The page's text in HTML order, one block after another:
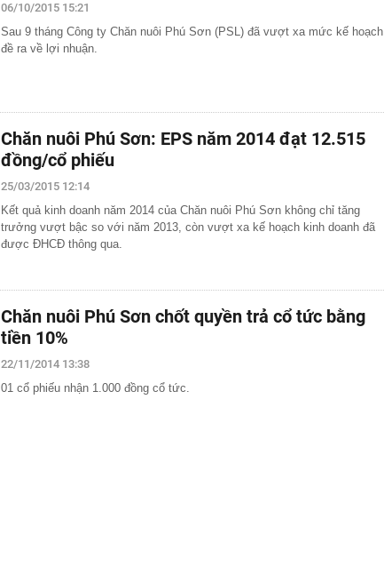
06/10/2015 15:21
Sau 9 tháng Công ty Chăn nuôi Phú Sơn (PSL) đã vượt xa mức kế hoạch
đề ra về lợi nhuận.
Chăn nuôi Phú Sơn: EPS năm 2014 đạt 12.515
đồng/cổ phiếu
25/03/2015 12:14
Kết quả kinh doanh năm 2014 của Chăn nuôi Phú Sơn không chỉ tăng
trưởng vượt bậc so với năm 2013, còn vượt xa kế hoạch kinh doanh đã
được ĐHCĐ thông qua.
Chăn nuôi Phú Sơn chốt quyền trả cổ tức bằng
tiền 10%
22/11/2014 13:38
01 cổ phiếu nhận 1.000 đồng cổ tức.